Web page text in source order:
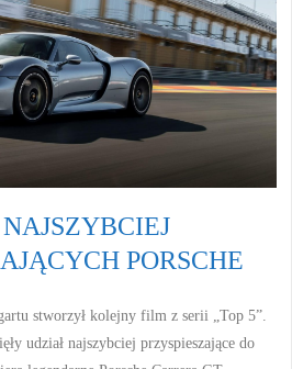
PORSCHE
stworzył kolejny film z serii „Top 5”.
udział najszybciej przyspieszające do